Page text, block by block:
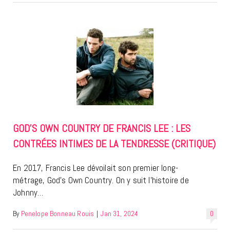
GOD’S OWN COUNTRY DE FRANCIS LEE : LES
CONTRÉES INTIMES DE LA TENDRESSE (CRITIQUE)
En 2017, Francis Lee dévoilait son premier long-
métrage, God’s Own Country. On y suit l’histoire de
Johnny…
0
By Penelope Bonneau Rouis | Jan 31, 2024